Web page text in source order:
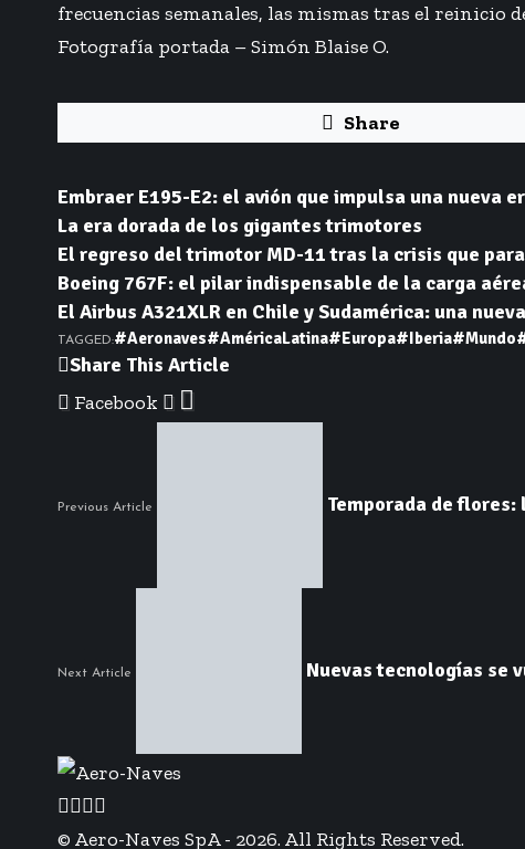
frecuencias semanales, las mismas tras el reinicio
Fotografía portada – Simón Blaise O.
Share
Embraer E195-E2: el avión que impulsa una nueva
La era dorada de los gigantes trimotores
El regreso del trimotor MD-11 tras la crisis que
Boeing 767F: el pilar indispensable de la carga
El Airbus A321XLR en Chile y Sudamérica: una
TAGGED:#Aeronaves#AméricaLatina#Europa#Iberia#Mundo
Share This Article
Facebook
Previous Article Temporada de
Next Article Nuevas tecnologías se
© Aero-Naves SpA - 2026. All Rights Reserved.